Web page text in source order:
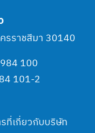
รราชสีมา 30140
100
101-2
ที่เกี่ยวกับบริษัท